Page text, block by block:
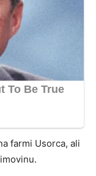
farmi Usorca, ali